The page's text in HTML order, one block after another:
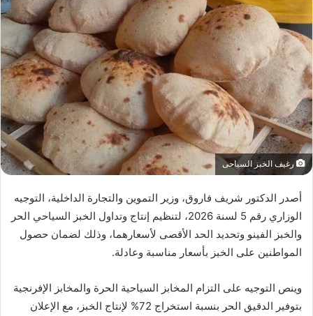
رغيف الخبز السياحى
أصدر الدكتور شريف فاروق، وزير التموين والتجارة الداخلية، التوجيه
الوزاري رقم 5 لسنة 2026، لتنظيم إنتاج وتداول الخبز السياحي الحر
والخبز الفينو وتحديد الحد الأقصى لأسعارهما، وذلك لضمان حصول
المواطنين على الخبز بأسعار مناسبة وعادلة.
وينص التوجيه على التزام المخابز السياحية الحرة والمخابز الإفرنجية
بتوفير الدقيق الحر بنسبة استخراج 72% لإنتاج الخبز، مع الإعلان